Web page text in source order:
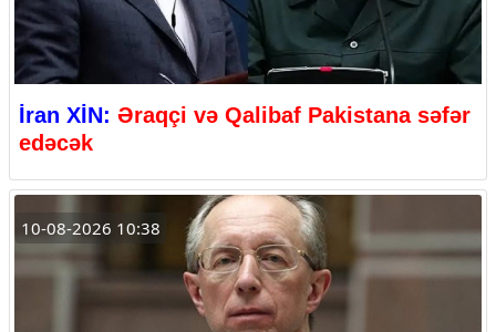
İran XİN: Əraqçi və Qalibaf Pakistana səfər
edəcək
10-08-2026 10:38